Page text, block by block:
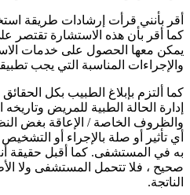
أقر بأنني قرأت إرشادات طريقة
كما أقر بأن هذه الاستشارة تقتصر
يمكن معها الحصول على خدمات
والإجراءات المناسبة التي يجب
كما ألتزم بإبلاغ الطبيب بكل
إدارة الحالة الطبية للمريض
والظروف الخاصة / الإعاقة بغض
أي تأثير أو صلة بالإجراء أو
به في المستشفى. كما أقبل حقيقة
صحيح ، فلا تتحمل المستشفى ولا
الناتجة.